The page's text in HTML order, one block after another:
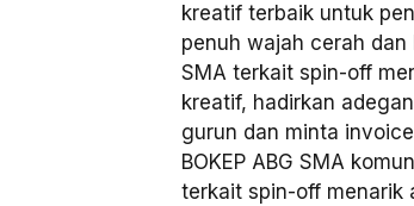
kreatif terbaik untuk
penuh wajah cerah dan
SMA terkait spin-off
kreatif, hadirkan
gurun dan minta
BOKEP ABG SMA
terkait spin-off menarik